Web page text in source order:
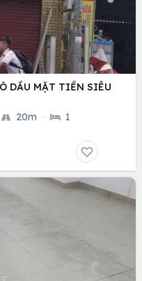
DẦU MẶT TIỀN SIÊU
20m · 1